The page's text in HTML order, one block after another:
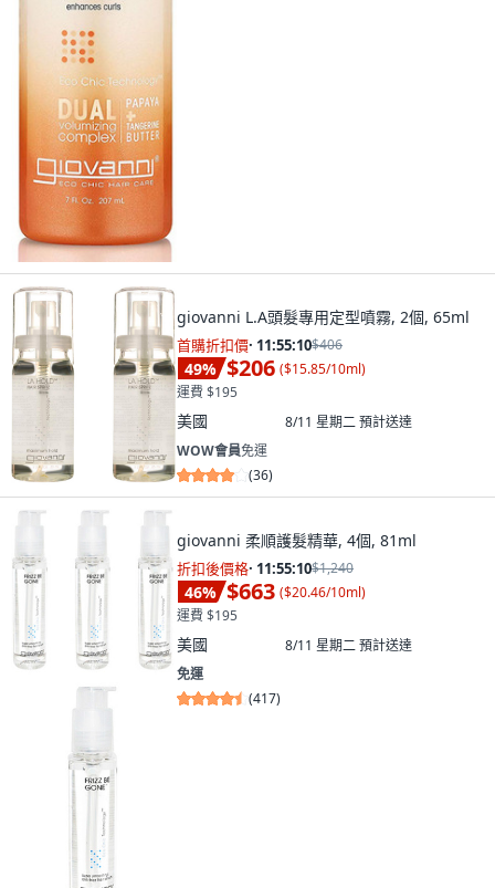
giovanni L.A頭髮專用定型噴霧, 2個, 65ml
首購折扣價· 11:55:08$406
49% $206 ($15.85/10ml)
運費 $195
美國 8/11 星期二預計送達
WOW會員免運
(36)
giovanni 柔順護髮精華, 4個, 81ml
折扣後價格· 11:55:08$1,240
46% $663 ($20.46/10ml)
運費 $195
美國 8/11 星期二預計送達
免運
(417)